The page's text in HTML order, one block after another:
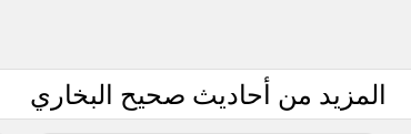
المزيد من أحاديث صحيح البخاري